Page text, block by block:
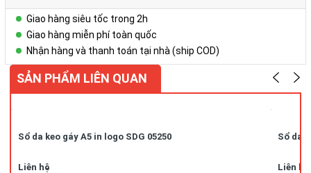
Giao hàng siêu tốc trong 2h
Giao hàng miễn phí toàn quốc
Nhận hàng và thanh toán tại nhà (ship COD)
SẢN PHẨM LIÊN QUAN
Sổ da keo gáy A5 in logo SDG 05250
Liên hệ
Sổ da
Liên hệ